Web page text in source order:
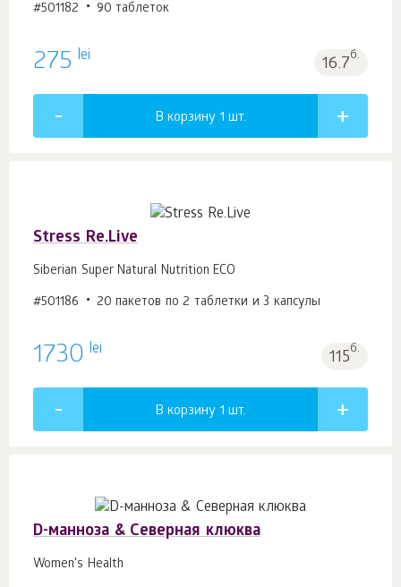
#501182 90 таблеток
275 lei 16.7б.
В корзину 1 шт.
Stress Re.Live
Siberian Super Natural Nutrition ECO
#501186 20 пакетов по 2 таблетки и 3 капсулы
1730 lei 115б.
В корзину 1 шт.
D-манноза & Северная клюква
Women's Health